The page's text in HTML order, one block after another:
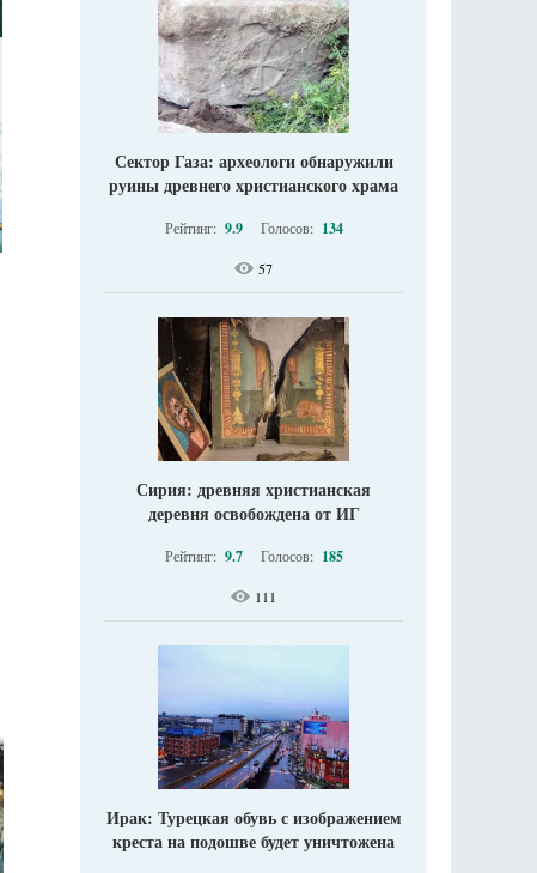
Сектор Газа: археологи обнаружили
руины древнего христианского храма
Рейтинг: 9.9 Голосов: 134
57
Сирия: древняя христианская
деревня освобождена от ИГ
Рейтинг: 9.7 Голосов: 185
111
Ирак: Турецкая обувь с изображением
креста на подошве будет уничтожена